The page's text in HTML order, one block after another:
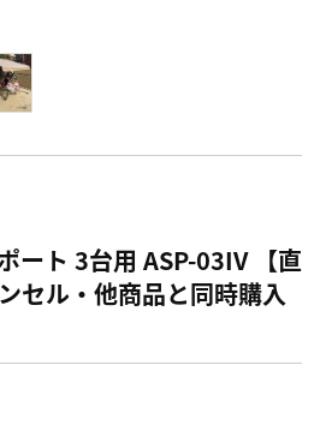
ート 3台用 ASP-03IV 【直
セル・他商品と同時購入